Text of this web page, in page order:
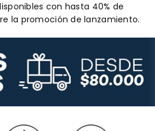
con hasta 40% de
la promoción de lanzamiento.